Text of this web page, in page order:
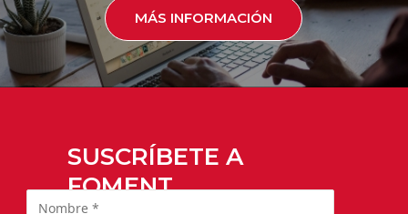
MÁS INFORMACIÓN
SUSCRÍBETE A
FOMENT